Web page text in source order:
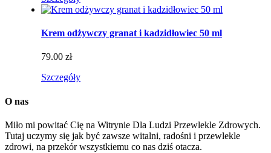
Krem odżywczy granat i kadzidłowiec 50 ml
79.00 zł
Szczegóły
O nas
Miło mi powitać Cię na Witrynie Dla Ludzi Przewlekle Zdrowych.
Tutaj uczymy się jak być zawsze witalni, radośni i przewlekle
zdrowi, na przekór wszystkiemu co nas dziś otacza.